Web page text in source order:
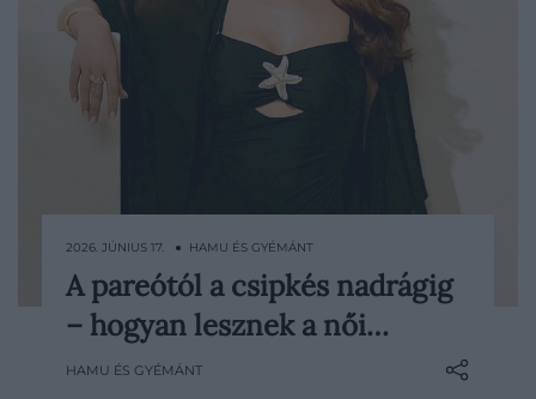
A strandruhák és a bikinik, egyrészesek,
tankinik közötti határvonal az utóbbi
időben látványosan összemosódott. Egy
olyan darab, amelyet korábban kizárólag a
2026. JÚNIUS 17. ● HAMU ÉS GYÉMÁNT
A pareótól a csipkés nadrágig
– hogyan lesznek a női…
HAMU ÉS GYÉMÁNT